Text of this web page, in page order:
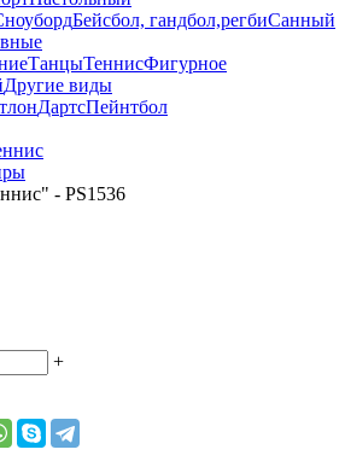
Бейсбол, гандбол,регбиСанный
ТанцыТеннисФигурное
Другие виды
ДартсПейнтбол
- PS1536
+